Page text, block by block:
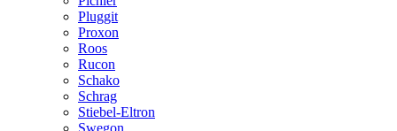
Pluggit
Proxon
Roos
Rucon
Schako
Schrag
Stiebel-Eltron
Swegon